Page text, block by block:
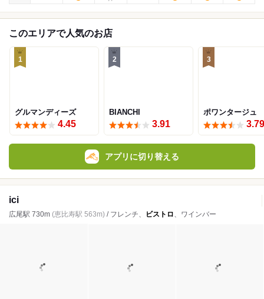
このエリアで人気のお店
1
グルマンディーズ
4.45
2
BIANCHI
3.91
3
ポワンタージュ
3.79
アプリに切り替える
ici
広尾駅 730m (恵比寿駅 563m) / フレンチ、 ビストロ、ワインバー